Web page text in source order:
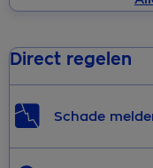
Direct regelen
Schade